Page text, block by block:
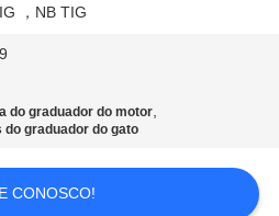
，NB TIG
do graduador do motor,
do graduador do gato
CONOSCO!